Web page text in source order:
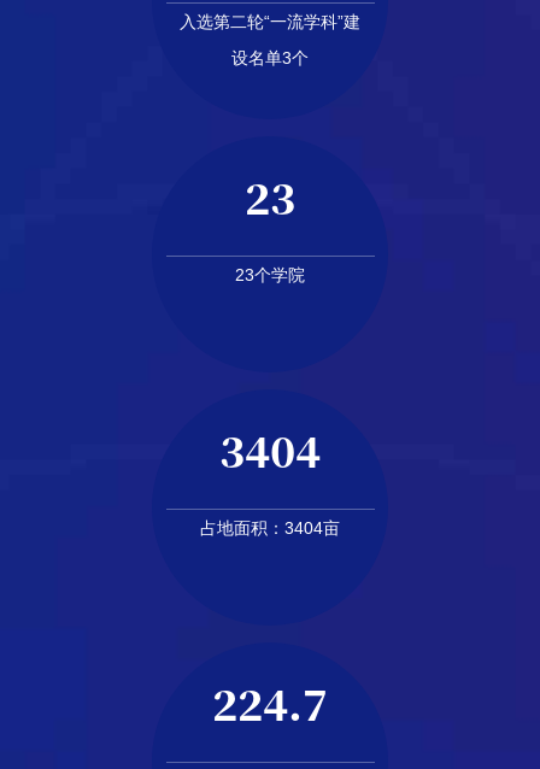
入选第二轮“一流学科”建
设名单3个
23
23个学院
3404
占地面积：3404亩
224.7